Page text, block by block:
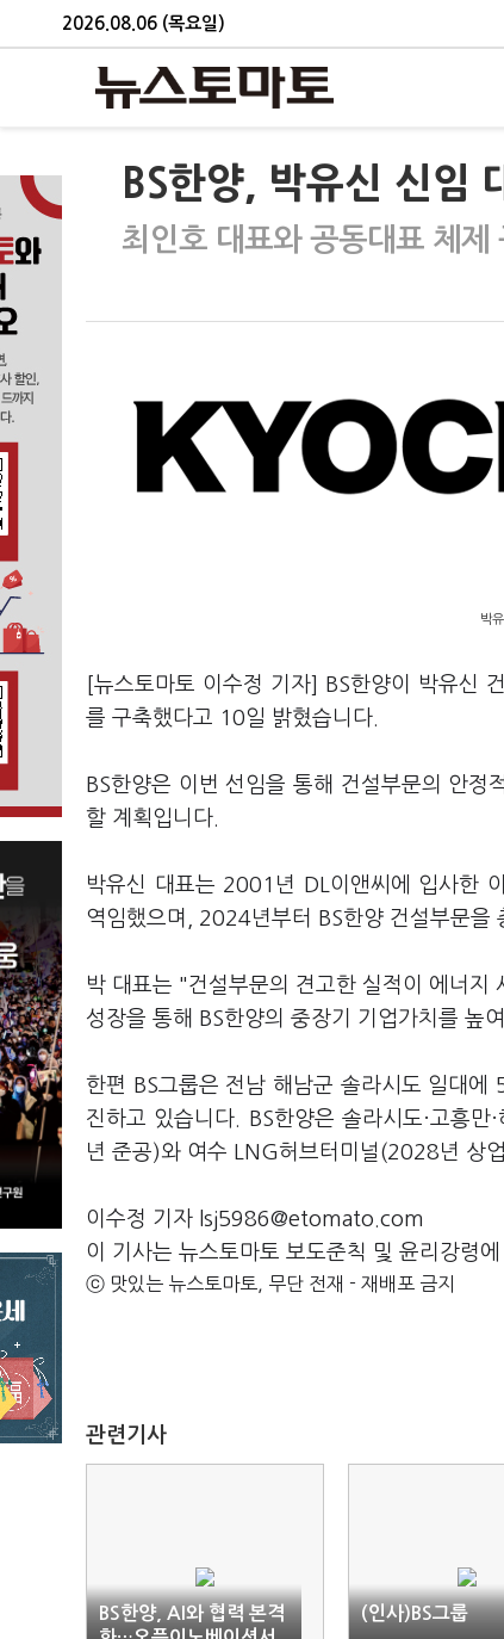
2026.08.06 (목요일)
BS한양, 박유신 신임
최인호 대표와 공동대표 체제
박
[뉴스토마토 이수정 기자] BS한양이 박유신
를 구축했다고 10일 밝혔습니다.
BS한양은 이번 선임을 통해 건설부문의 안
할 계획입니다.
박유신 대표는 2001년 DL이앤씨에 입사한
역임했으며, 2024년부터 BS한양 건설부문을
박 대표는 "건설부문의 견고한 실적이 에너
성장을 통해 BS한양의 중장기 기업가치를 높
한편 BS그룹은 전남 해남군 솔라시도 일대
진하고 있습니다. BS한양은 솔라시도·고흥
년 준공)와 여수 LNG허브터미널(2028년 상
이수정 기자 lsj5986@etomato.com
이 기사는 뉴스토마토 보도준칙 및 윤리강령
ⓒ 맛있는 뉴스토마토, 무단 전재 - 재배포 금지
관련기사
BS한양, AI와 협력 본격
(인사)BS그룹